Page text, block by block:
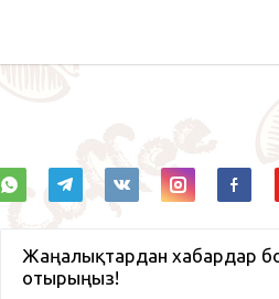
Жаңалықтардан хабардар
отырыңыз!